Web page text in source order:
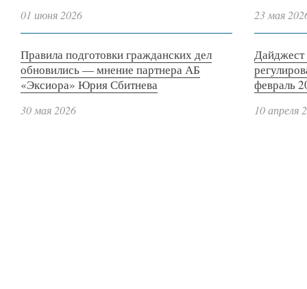
01 июня 2026
Правила подготовки гражданских дел
обновились — мнение партнера АБ
«Эксиора» Юрия Сбитнева
30 мая 2026
23 мая
Дайджест
февраль
10 апреля